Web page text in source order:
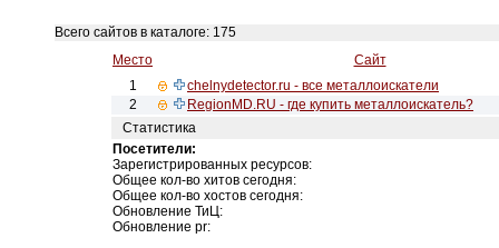
Всего сайтов в каталоге: 175
Место
Сайт
1
chelnydetector.ru - все металлоискатели
2
RegionMD.RU - где купить металлоискатель?
Статистика
Посетители:
Зарегистрированных ресурсов:
Общее кол-во хитов сегодня:
Общее кол-во хостов сегодня:
Обновление ТиЦ:
Обновление pr: